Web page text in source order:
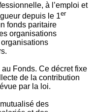
à l’emploi et
depuis le 1er
fonds paritaire
organisations
Fonds. Ce décret fixe
de la contribution
par la loi.
des